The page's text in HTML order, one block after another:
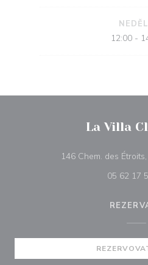
12:00 -
La Villa
146 Chem. des
05 62 17